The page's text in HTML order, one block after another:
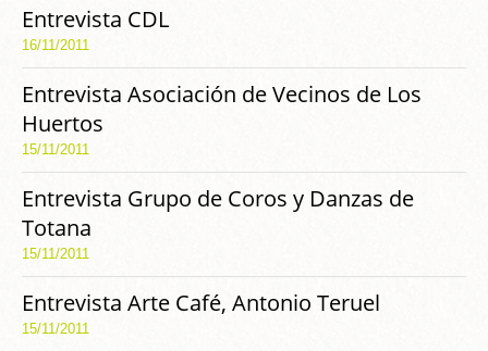
Entrevista CDL
16/11/2011
Entrevista Asociación de Vecinos de Los
Huertos
15/11/2011
Entrevista Grupo de Coros y Danzas de
Totana
15/11/2011
Entrevista Arte Café, Antonio Teruel
15/11/2011